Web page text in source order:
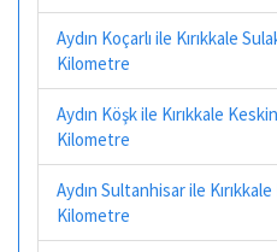
Aydın Koçarlı ile Kırıkkale
Kilometre
Aydın Köşk ile Kırıkkale
Kilometre
Aydın Sultanhisar ile
Kilometre